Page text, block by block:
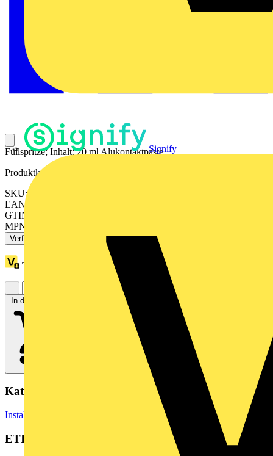
Signify
Füllspritze; Inhalt: 20 ml Alukontaktpaste
Produktkennzeichen
SKU: 249-130
EAN: 4066966600957
GTIN: 4066966600957
MPN: 249-130
Verfügbar: 4 Händler
Treuepunkte:
−
In den Warenkorb
Kategorien
Installationsmaterial & Zubehör Installationszubehör
ETIM Group